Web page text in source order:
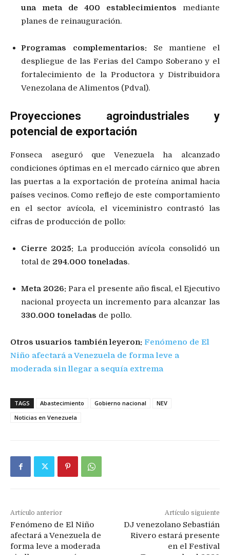
una meta de 400 establecimientos mediante
planes de reinauguración.
Programas complementarios: Se mantiene el
despliegue de las Ferias del Campo Soberano y el
fortalecimiento de la Productora y Distribuidora
Venezolana de Alimentos (Pdval).
Proyecciones agroindustriales y
potencial de exportación
Fonseca aseguró que Venezuela ha alcanzado
condiciones óptimas en el mercado cárnico que abren
las puertas a la exportación de proteína animal hacia
países vecinos. Como reflejo de este comportamiento
en el sector avícola, el viceministro contrastó las
cifras de producción de pollo:
Cierre 2025: La producción avícola consolidó un
total de 294.000 toneladas.
Meta 2026: Para el presente año fiscal, el Ejecutivo
nacional proyecta un incremento para alcanzar las
330.000 toneladas de pollo.
Otros usuarios también leyeron: Fenómeno de El
Niño afectará a Venezuela de forma leve a
moderada sin llegar a sequía extrema
TAGS Abastecimiento Gobierno nacional
NEV
Noticias en Venezuela
Artículo anterior
Fenómeno de El Niño
afectará a Venezuela de
forma leve a moderada
Artículo siguiente
DJ venezolano Sebastián
Rivero estará presente
en el Festival